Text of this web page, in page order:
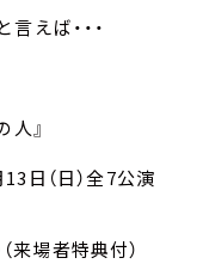
えば・・・
』
日（日）全7公演
来場者特典付）